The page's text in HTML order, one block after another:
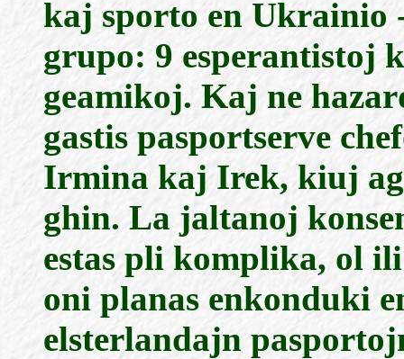
kaj sporto en Ukrainio
grupo: 9 esperantistoj
geamikoj. Kaj ne
gastis pasportserve
Irmina kaj Irek, kiuj
ghin. La jaltanoj
estas pli komplika, ol
oni planas enkonduki
elsterlandajn